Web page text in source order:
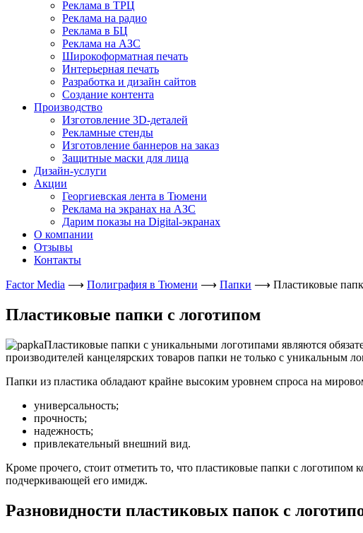
Реклама в ТРЦ
Реклама на радио
Реклама в БЦ
Реклама на АЗС
Широкоформатная печать
Интерьерная печать
Разработка и дизайн сайтов
Создание контента
Производство
Изготовление 3D-деталей
Рекламные стенды
Изготовление баннеров на заказ
Защитные маски для лица
Дизайн-услуги
Акции
Георгиевская лента в Тюмени
Реклама на экранах на АЗС
Дарим показы на Digital-экранах
О компании
Отзывы
Контакты
Factor Media ⟶ Полиграфия в Тюмени ⟶ Папки ⟶ Пластиковые
Пластиковые папки с логотипом
Пластиковые папки с уникальными логотипами являются
производителей канцелярских товаров папки не только с
Папки из пластика обладают крайне высоким уровнем спроса на
универсальность;
прочность;
надежность;
привлекательный внешний вид.
Кроме прочего, стоит отметить то, что пластиковые папки с
подчеркивающей его имидж.
Разновидности пластиковых папок с